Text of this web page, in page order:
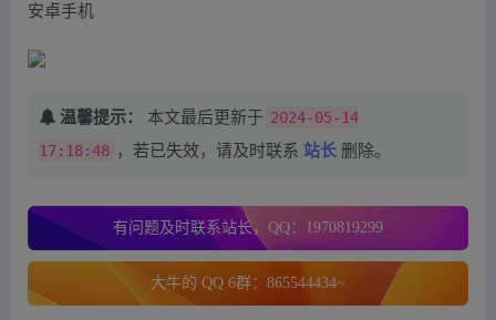
安卓手机
温馨提示： 本文最后更新于 2024-05-14
17:18:48 ，若已失效，请及时联系 站长 删除。
有问题及时联系站长，QQ：1970819299
大牛的 QQ 6群：865544434~